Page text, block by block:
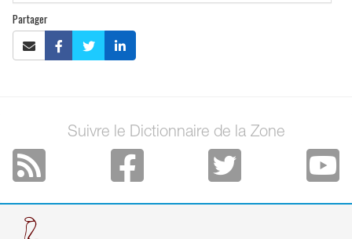
Partager
Suivre le Dictionnaire de la Zone